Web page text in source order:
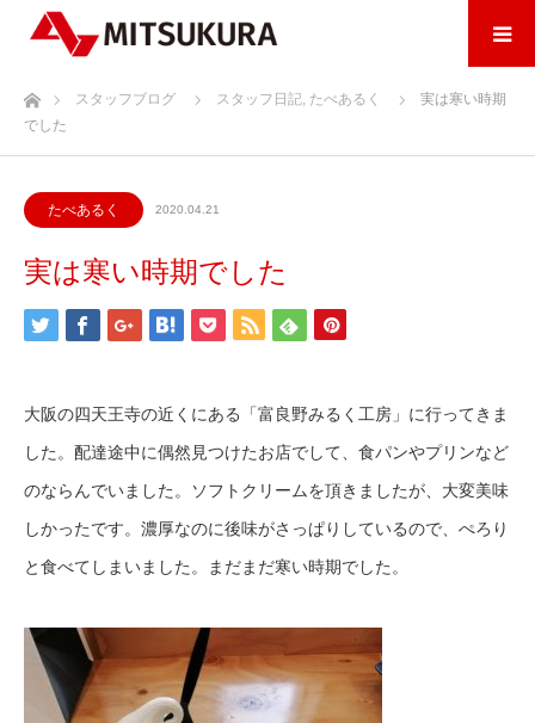
ホームスタッフブログ スタッフ日記, たべあるく
実は寒い時期
でした
たべあるく 2020.04.21
実は寒い時期でした
大阪の四天王寺の近くにある「富良野みるく工房」に行ってきま
した。配達途中に偶然見つけたお店でして、食パンやプリンなど
のならんでいました。ソフトクリームを頂きましたが、大変美味
しかったです。濃厚なのに後味がさっぱりしているので、ぺろり
と食べてしまいました。まだまだ寒い時期でした。